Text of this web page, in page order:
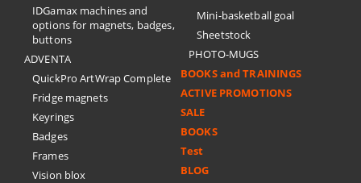
IDGamax machines and
options for magnets, badges,
buttons
ADVENTA
QuickPro ArtWrap Complete
Fridge magnets
Keyrings
Badges
Frames
Vision blox
Mini-basketball goal
Sheetstock
PHOTO-MUGS
BOOKS and TRAININGS
ACTIVE PROMOTIONS
SALE
BOOKS
Test
BLOG